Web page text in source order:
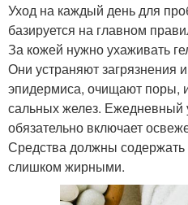
Уход на каждый день для
базируется на главном
За кожей нужно ухаживать
Они устраняют загрязнения
эпидермиса, очищают поры,
сальных желез. Ежедневный
обязательно включает
Средства должны содержать
слишком жирными.